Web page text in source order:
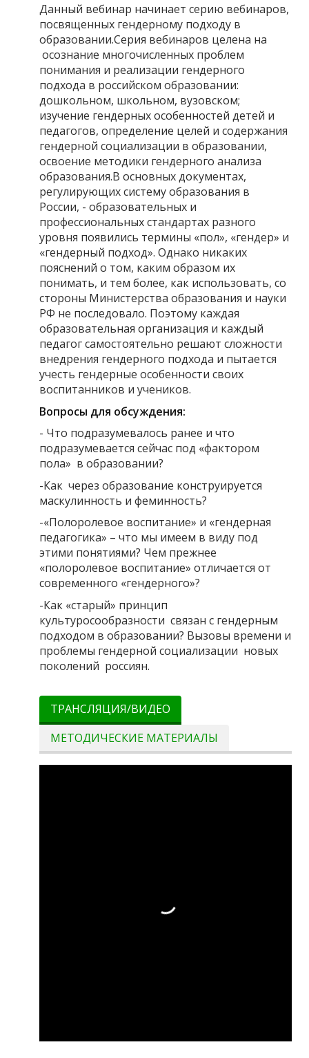
Данный вебинар начинает серию вебинаров,
посвященных гендерному подходу в
образовании.Серия вебинаров целена на
осознание многочисленных проблем
понимания и реализации гендерного
подхода в российском образовании:
дошкольном, школьном, вузовском;
изучение гендерных особенностей детей и
педагогов, определение целей и содержания
гендерной социализации в образовании,
освоение методики гендерного анализа
образования.В основных документах,
регулирующих систему образования в
России, - образовательных и
профессиональных стандартах разного
уровня появились термины «пол», «гендер» и
«гендерный подход». Однако никаких
пояснений о том, каким образом их
понимать, и тем более, как использовать, со
стороны Министерства образования и науки
РФ не последовало. Поэтому каждая
образовательная организация и каждый
педагог самостоятельно решают сложности
внедрения гендерного подхода и пытается
учесть гендерные особенности своих
воспитанников и учеников.
Вопросы для обсуждения:
- Что подразумевалось ранее и что
подразумевается сейчас под «фактором
пола» в образовании?
-Как через образование конструируется
маскулинность и феминность?
-«Полоролевое воспитание» и «гендерная
педагогика» – что мы имеем в виду под
этими понятиями? Чем прежнее
«полоролевое воспитание» отличается от
современного «гендерного»?
-Как «старый» принцип
культуросообразности связан с гендерным
подходом в образовании? Вызовы времени и
проблемы гендерной социализации новых
поколений россиян.
ТРАНСЛЯЦИЯ/ВИДЕО
МЕТОДИЧЕСКИЕ МАТЕРИАЛЫ